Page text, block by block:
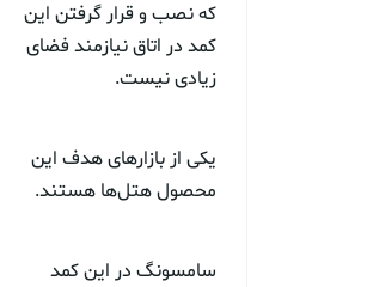
که نصب و قرار گرفتن این
کمد در اتاق نیازمند فضای
زیادی نیست.
یکی از بازارهای هدف این
محصول هتل‌ها هستند.
سامسونگ در این کمد